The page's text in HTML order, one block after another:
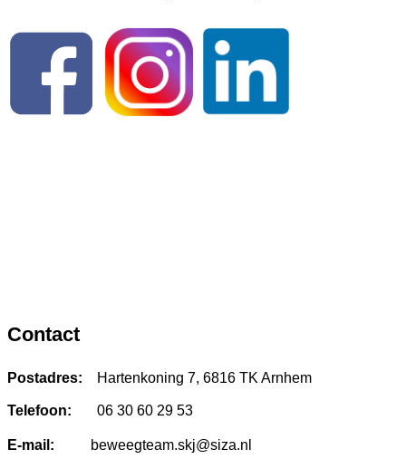
Contact
Postadres: Hartenkoning 7, 6816 TK Arnhem
Telefoon: 06 30 60 29 53
E-mail: beweegteam.skj@siza.nl